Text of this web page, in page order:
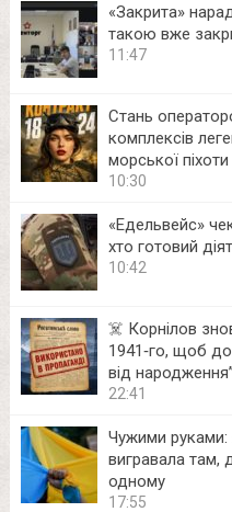
«Закрита»
такою вже
11:47
Стань
комплексів
морської піхоти
10:30
«Едельвейс»
хто готовий
10:42
☠️ Корнілов
1941‑го, щоб
від
22:41
Чужими руками:
вигравала там,
одному
17:55